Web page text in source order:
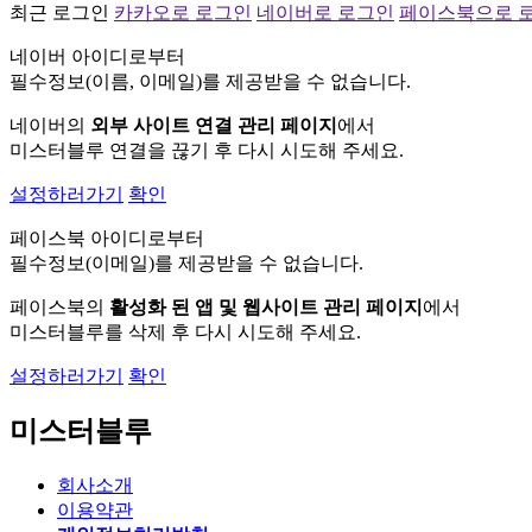
최근 로그인 카카오로 로그인 네이버로 로그인 페이스북으로
네이버 아이디로부터
필수정보(이름, 이메일)를 제공받을 수 없습니다.
네이버의 외부 사이트 연결 관리 페이지 에서
미스터블루 연결을 끊기 후 다시 시도해 주세요.
설정하러가기 확인
페이스북 아이디로부터
필수정보(이메일)를 제공받을 수 없습니다.
페이스북의 활성화 된 앱 및 웹사이트 관리 페이지 에서
미스터블루를 삭제 후 다시 시도해 주세요.
설정하러가기 확인
미스터블루
회사소개
이용약관